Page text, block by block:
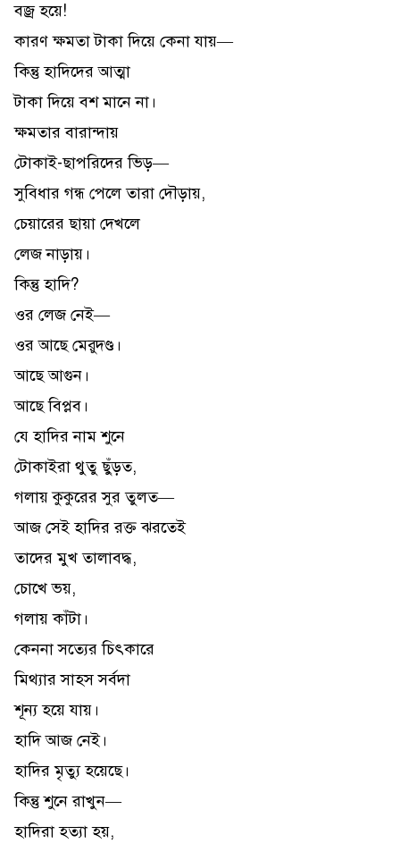
বজ্র হয়ে!
কারণ ক্ষমতা টাকা দিয়ে কেনা যায়—
কিন্তু হাদিদের আত্মা
টাকা দিয়ে বশ মানে না।
ক্ষমতার বারান্দায়
টোকাই-ছাপরিদের ভিড়—
সুবিধার গন্ধ পেলে তারা দৌড়ায়,
চেয়ারের ছায়া দেখলে
লেজ নাড়ায়।
কিন্তু হাদি?
ওর লেজ নেই—
ওর আছে মেরুদণ্ড।
আছে আগুন।
আছে বিপ্লব।
যে হাদির নাম শুনে
টোকাইরা থুতু ছুঁড়ত,
গলায় কুকুরের সুর তুলত—
আজ সেই হাদির রক্ত ঝরতেই
তাদের মুখ তালাবদ্ধ,
চোখে ভয়,
গলায় কাঁটা।
কেননা সত্যের চিৎকারে
মিথ্যার সাহস সর্বদা
শূন্য হয়ে যায়।
হাদি আজ নেই।
হাদির মৃত্যু হয়েছে।
কিন্তু শুনে রাখুন—
হাদিরা হত্যা হয়,